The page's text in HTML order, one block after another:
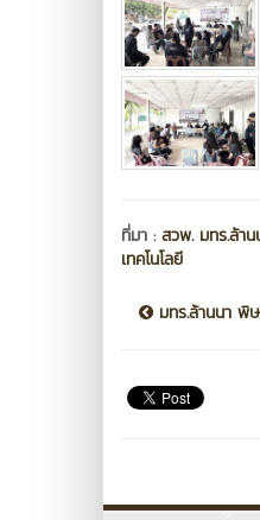
ที่มา :สวพ. มทร.ล้า
เทคโนโลยี
มทร.ล้านนา พิ